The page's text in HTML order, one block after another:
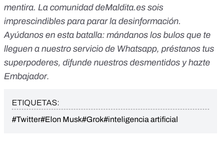
mentira. La comunidaddeMaldita.es sois
imprescindibles para parar la desinformación.
Ayúdanos en esta batalla: mándanos los bulos que te
lleguen a nuestro servicio de Whatsapp, préstanos tus
superpoderes, difunde nuestros desmentidos yhazte
Embajador.
ETIQUETAS:
#Twitter#Elon Musk#Grok#inteligencia artificial